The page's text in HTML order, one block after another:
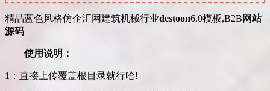
精品蓝色风格仿企汇网建筑机械行业destoon6.0模板,B2B 网站
源码
使用说明：
1：直接上传覆盖根目录就行哈!